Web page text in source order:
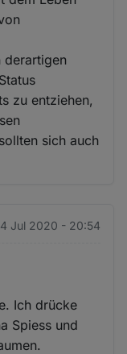
derartigen
zu entziehen,
sich auch
Jul 2020 - 20:54
Ich drücke
Spiess und